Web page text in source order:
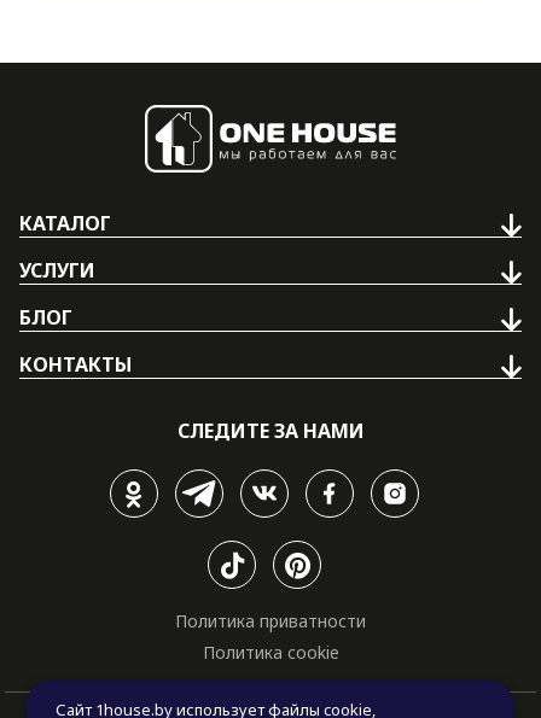
КАТАЛОГ
УСЛУГИ
БЛОГ
КОНТАКТЫ
СЛЕДИТЕ ЗА НАМИ
Политика приватности
Политика cookie
Сайт 1house.by использует файлы cookie,